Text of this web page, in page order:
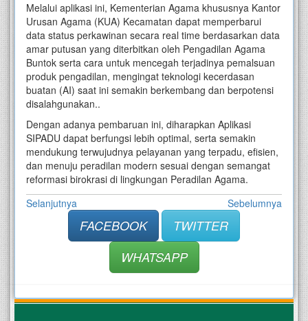
Melalui aplikasi ini, Kementerian Agama khususnya Kantor
Urusan Agama (KUA) Kecamatan dapat memperbarui
data status perkawinan secara real time berdasarkan data
amar putusan yang diterbitkan oleh Pengadilan Agama
Buntok serta cara untuk mencegah terjadinya pemalsuan
produk pengadilan, mengingat teknologi kecerdasan
buatan (AI) saat ini semakin berkembang dan berpotensi
disalahgunakan..
Dengan adanya pembaruan ini, diharapkan Aplikasi
SIPADU dapat berfungsi lebih optimal, serta semakin
mendukung terwujudnya pelayanan yang terpadu, efisien,
dan menuju peradilan modern sesuai dengan semangat
reformasi birokrasi di lingkungan Peradilan Agama.
Selanjutnya
Sebelumnya
FACEBOOK
TWITTER
WHATSAPP